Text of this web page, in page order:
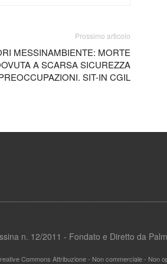
Prossimo articolo
MESSINAMBIENTE: MORTE
A SCARSA SICUREZZA
SIT-IN CGIL
n. 12/2011 - Fondato e Diretto da
Commons Attribuzione - Non commerciale - Non